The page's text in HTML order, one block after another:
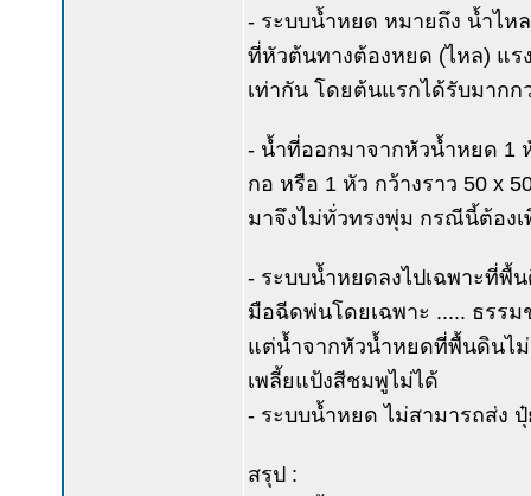
- ระบบน้ำหยด หมายถึง น้ำไห
ที่หัวต้นทางต้องหยด (ไหล) แ
เท่ากัน โดยต้นแรกได้รับมาก
- น้ำที่ออกมาจากหัวน้ำหยด 1
กอ หรือ 1 หัว กว้างราว 50 x
มาจึงไม่ทั่วทรงพุ่ม กรณีนี้ต้อง
- ระบบน้ำหยดลงไปเฉพาะที่พื้
มือฉีดพ่นโดยเฉพาะ ..... ธรร
แต่น้ำจากหัวน้ำหยดที่พื้นดินไ
เพลี้ยแป้งสีชมพูไม่ได้
- ระบบน้ำหยด ไม่สามารถส่ง
สรุป :